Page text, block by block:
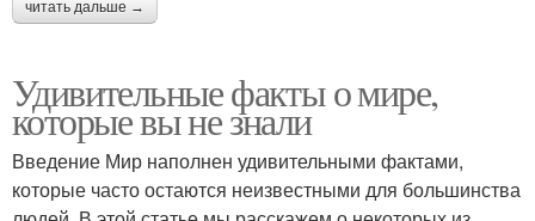
читать дальше →
Удивительные факты о мире,
которые вы не знали
Введение Мир наполнен удивительными фактами,
которые часто остаются неизвестными для большинства